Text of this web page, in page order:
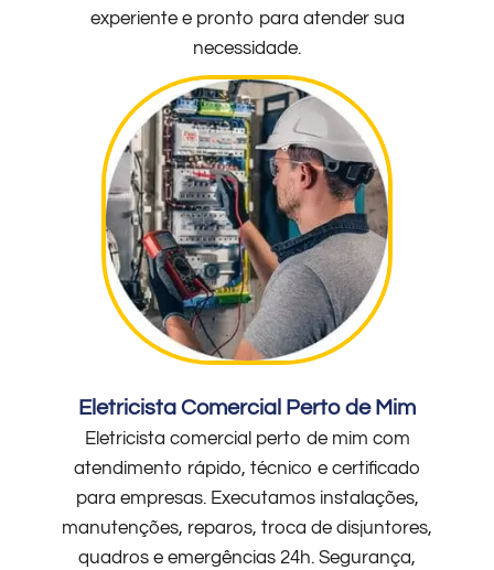
experiente e pronto para atender sua
necessidade.
Eletricista Comercial Perto de Mim
Eletricista comercial perto de mim com
atendimento rápido, técnico e certificado
para empresas. Executamos instalações,
manutenções, reparos, troca de disjuntores,
quadros e emergências 24h. Segurança,